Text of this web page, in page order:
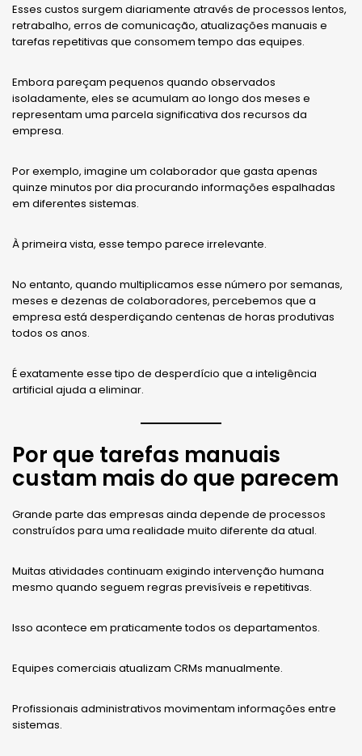
Esses custos surgem diariamente através de processos lentos,
retrabalho, erros de comunicação, atualizações manuais e
tarefas repetitivas que consomem tempo das equipes.
Embora pareçam pequenos quando observados
isoladamente, eles se acumulam ao longo dos meses e
representam uma parcela significativa dos recursos da
empresa.
Por exemplo, imagine um colaborador que gasta apenas
quinze minutos por dia procurando informações espalhadas
em diferentes sistemas.
À primeira vista, esse tempo parece irrelevante.
No entanto, quando multiplicamos esse número por semanas,
meses e dezenas de colaboradores, percebemos que a
empresa está desperdiçando centenas de horas produtivas
todos os anos.
É exatamente esse tipo de desperdício que a inteligência
artificial ajuda a eliminar.
Por que tarefas manuais
custam mais do que parecem
Grande parte das empresas ainda depende de processos
construídos para uma realidade muito diferente da atual.
Muitas atividades continuam exigindo intervenção humana
mesmo quando seguem regras previsíveis e repetitivas.
Isso acontece em praticamente todos os departamentos.
Equipes comerciais atualizam CRMs manualmente.
Profissionais administrativos movimentam informações entre
sistemas.